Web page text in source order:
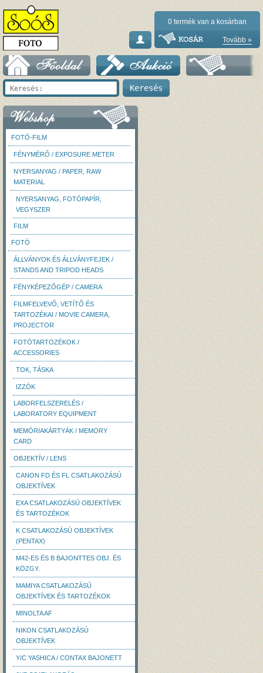
0 termék van a kosárban
Tovább »
FOTÓ-FILM
FÉNYMÉRŐ / EXPOSURE METER
NYERSANYAG / PAPER, RAW
MATERIAL
NYERSANYAG, FOTÓPAPÍR,
VEGYSZER
FILM
FOTÓ
ÁLLVÁNYOK ÉS ÁLLVÁNYFEJEK /
STANDS AND TRIPOD HEADS
FÉNYKÉPEZŐGÉP / CAMERA
FILMFELVEVŐ, VETÍTŐ ÉS
TARTOZÉKAI / MOVIE CAMERA,
PROJECTOR
FOTÓTARTOZÉKOK /
ACCESSORIES
TOK, TÁSKA
IZZÓK
LABORFELSZERELÉS /
LABORATORY EQUIPMENT
MEMÓRIAKÁRTYÁK / MEMORY
CARD
OBJEKTÍV / LENS
CANON FD ÉS FL CSATLAKOZÁSÚ
OBJEKTÍVEK
EXA CSATLAKOZÁSÚ OBJEKTÍVEK
ÉS TARTOZÉKOK
K CSATLAKOZÁSÚ OBJEKTÍVEK
(PENTAX)
M42-ES ÉS B BAJONTTES OBJ. ÉS
KÖZGY.
MAMIYA CSATLAKOZÁSÚ
OBJEKTÍVEK ÉS TARTOZÉKOK
MINOLTA AF
NIKON CSATLAKOZÁSÚ
OBJEKTÍVEK
Y/C YASHICA / CONTAX BAJONETT